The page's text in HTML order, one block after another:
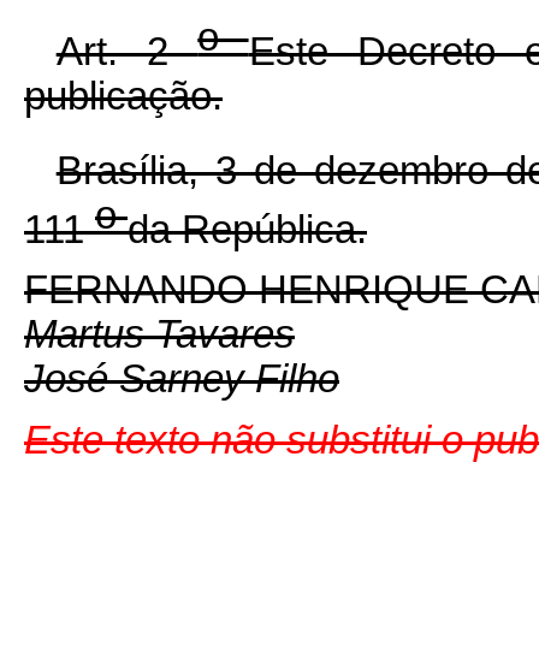
Art. 2oEste Decreto
publicação.
Brasília, 3 de dezembro
111oda República.
FERNANDO HENRIQUE
Martus Tavares
José Sarney Filho
Este texto não substitui o